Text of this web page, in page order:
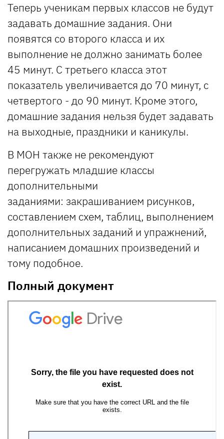
Теперь ученикам первых классов не будут
задавать домашние задания. Они
появятся со второго класса и их
выполнение не должно занимать более
45 минут. С третьего класса этот
показатель увеличивается до 70 минут, с
четвертого - до 90 минут. Кроме этого,
домашние задания нельзя будет задавать
на выходные, праздники и каникулы.
В МОН также не рекомендуют
перегружать младшие классы
дополнительными
заданиями: закрашиванием рисунков,
составлением схем, таблиц, выполнением
дополнительных заданий и упражнений,
написанием домашних произведений и
тому подобное.
Полный документ